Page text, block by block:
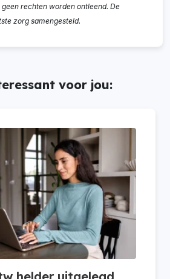
rechten worden ontleend. De
zorg samengesteld.
voor jou: